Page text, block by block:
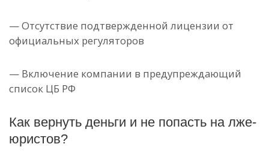
— Отсутствие подтвержденной лицензии от
официальных регуляторов
— Включение компании в предупреждающий
список ЦБ РФ
Как вернуть деньги и не попасть на лже-
юристов?